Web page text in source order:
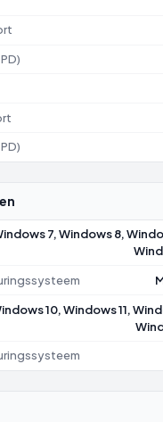
7, Windows 8,
10, Windows 11,